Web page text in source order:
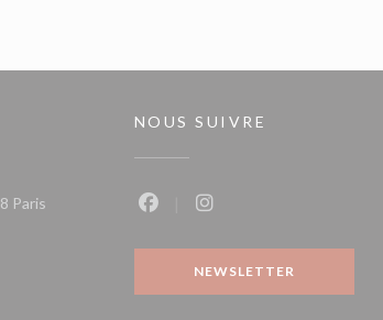
Paris((ouvre une nouvelle fenêtre))
NOUS SUIVRE
NEWSLETTER